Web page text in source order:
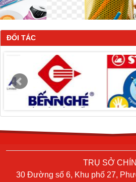
ĐỐI TÁC
TRỤ SỞ
30 Đường số 6, Khu phố 27,